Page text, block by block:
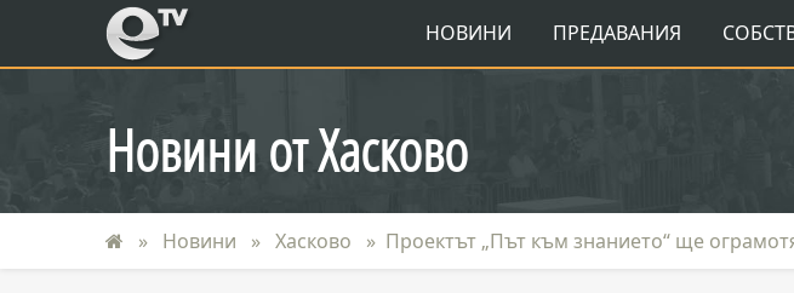
eTV НОВИНИ ПРЕДАВАНИЯ
Новини от Хасково
Новини Хасково Проектът „Път към знанието“ ще